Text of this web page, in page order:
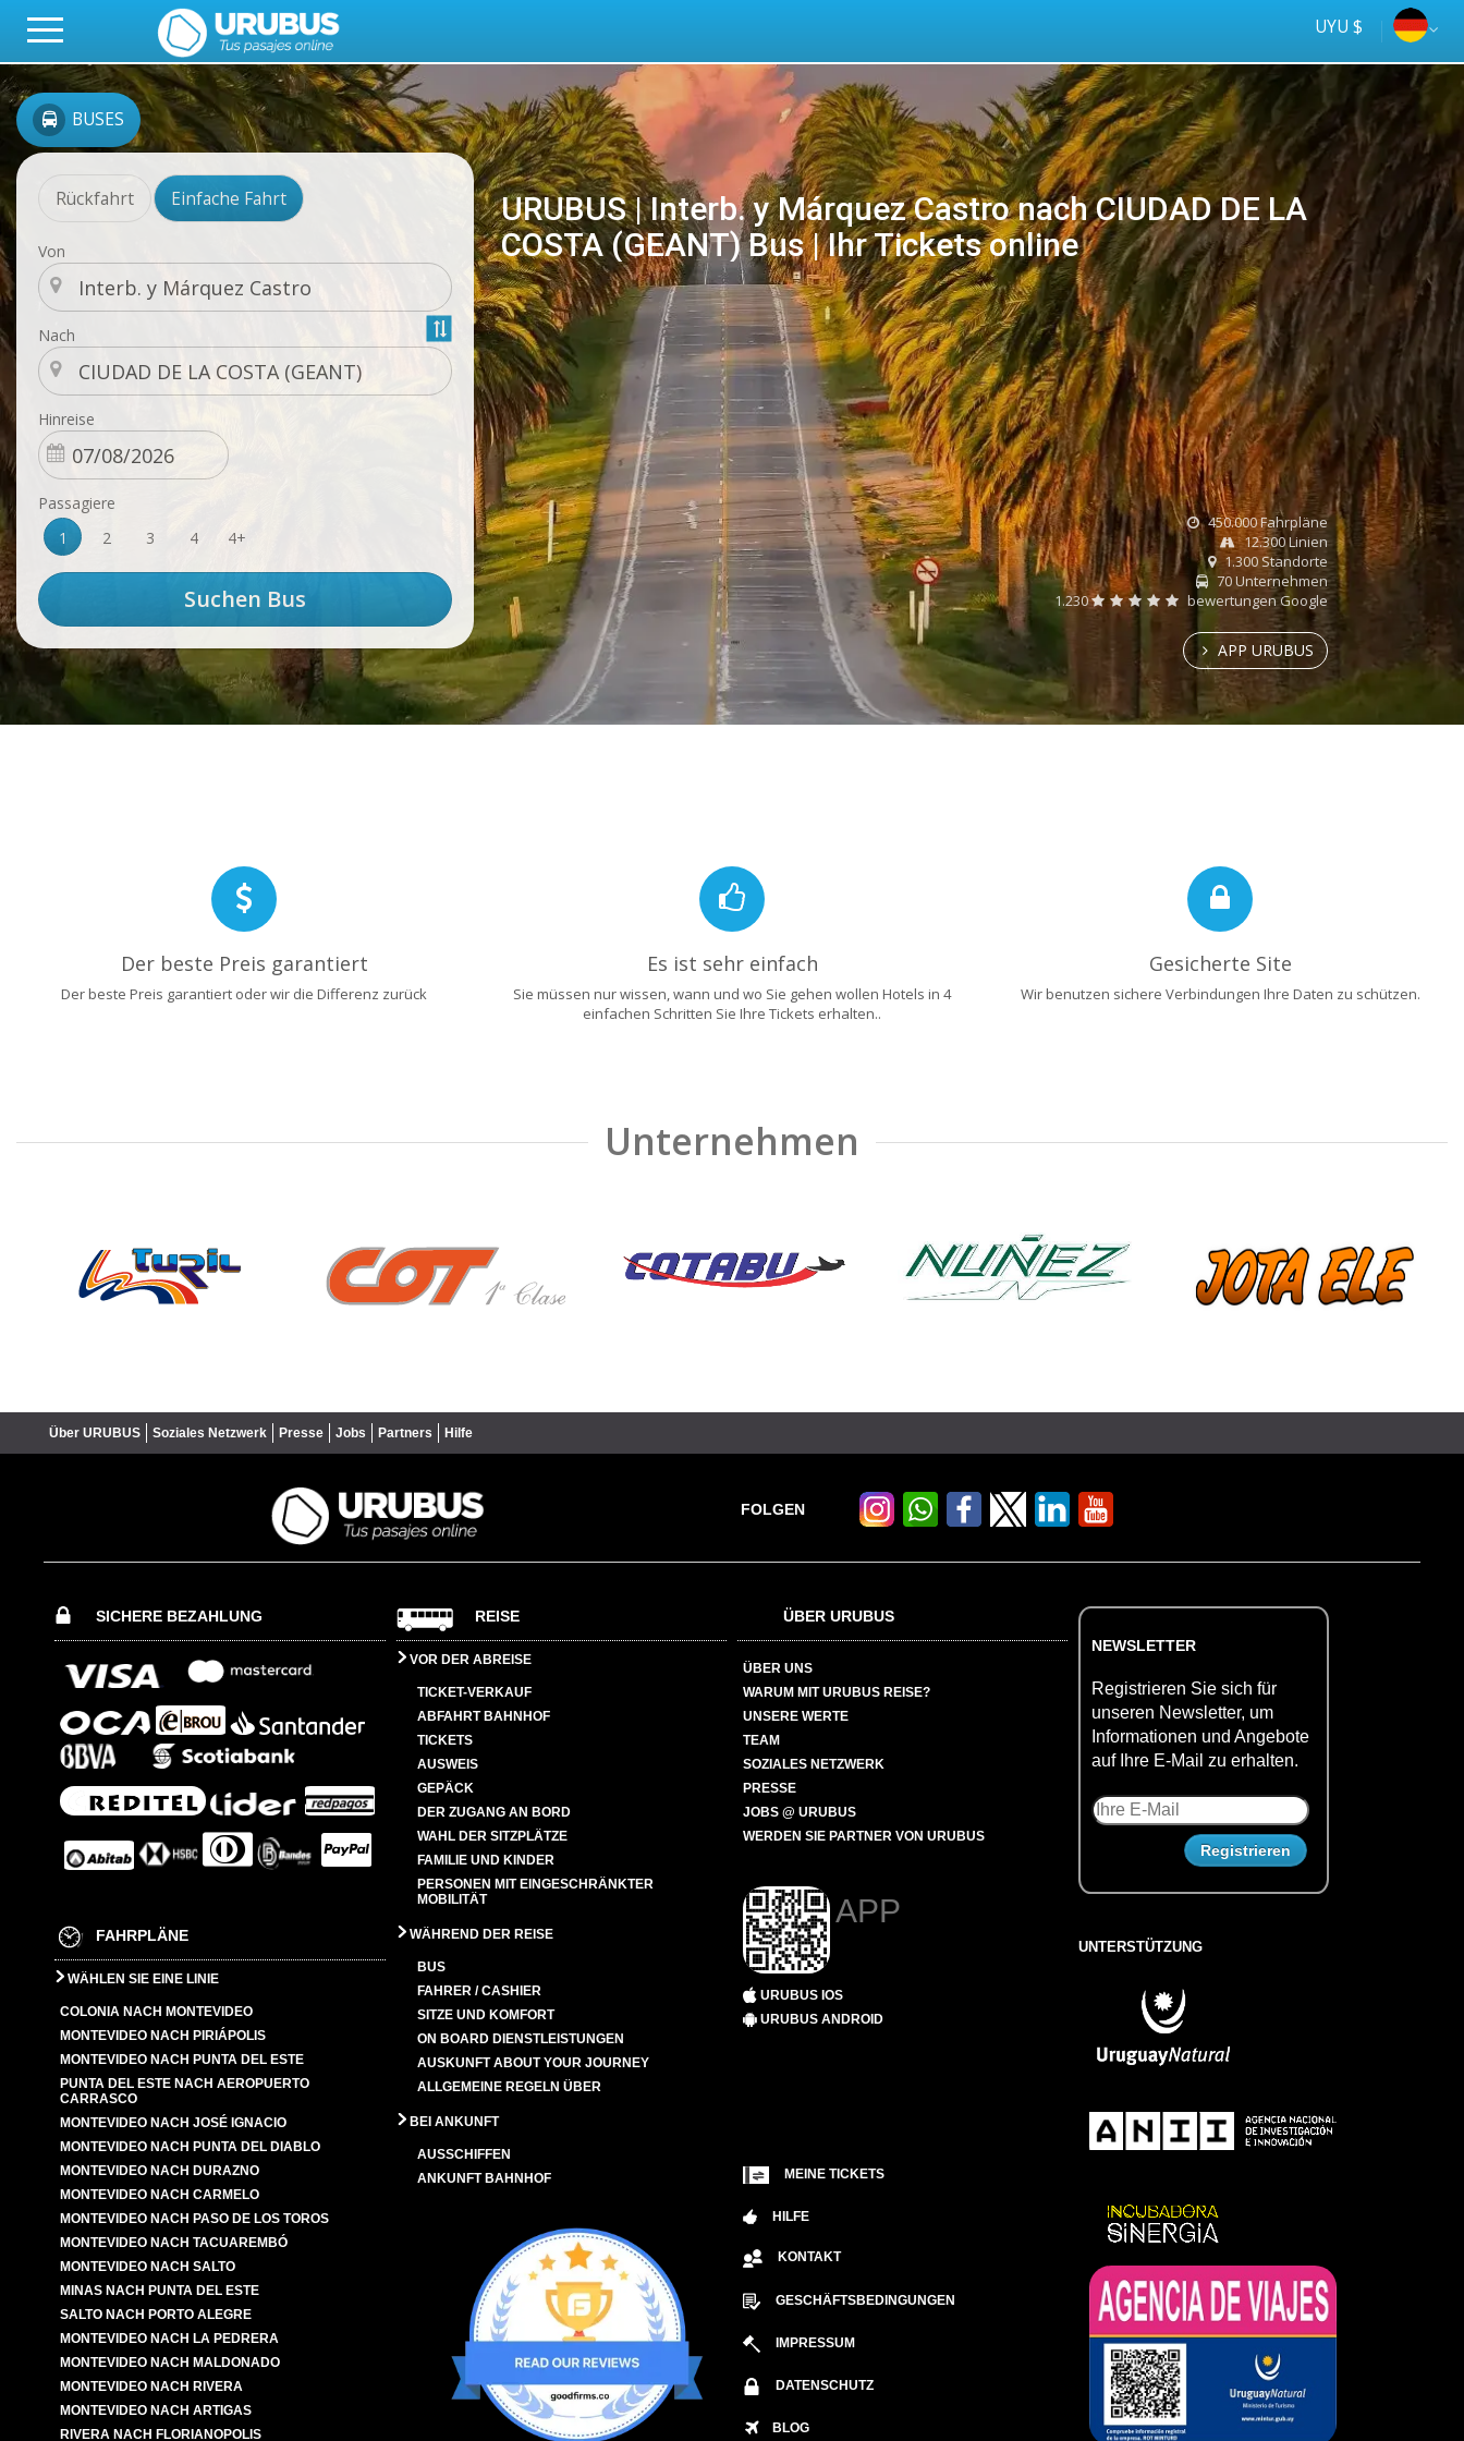
UYU $
BUSES
Rückfahrt Einfache Fahrt
Von
Nach
Hinreise
Passagiere
1
2 3 4 4+
URUBUS | Interb. y Márquez Castro nach CIUDAD DE LA
COSTA (GEANT) Bus | Ihr Tickets online
online
Tus
ómnibus
450.000 Fahrpläne
12.300 Linien
1.300 Standorte
70 Unternehmen
1.230
bewertungen Google
APP URUBUS
Der beste Preis garantiert
Der beste Preis garantiert oder wir die Differenz zurück
Es ist sehr einfach
Sie müssen nur wissen, wann und wo Sie gehen wollen Hotels in 4
einfachen Schritten Sie Ihre Tickets erhalten..
Gesicherte Site
Wir benutzen sichere Verbindungen Ihre Daten zu schützen.
Unternehmen
Über URUBUS Soziales Netzwerk Presse Jobs Partners Hilfe
FOLGEN
SICHERE BEZAHLUNG
FAHRPLÄNE
WÄHLEN SIE EINE LINIE
COLONIA NACH MONTEVIDEO
MONTEVIDEO NACH PIRIÁPOLIS
MONTEVIDEO NACH PUNTA DEL ESTE
PUNTA DEL ESTE NACH AEROPUERTO
CARRASCO
MONTEVIDEO NACH JOSÉ IGNACIO
MONTEVIDEO NACH PUNTA DEL DIABLO
MONTEVIDEO NACH DURAZNO
MONTEVIDEO NACH CARMELO
MONTEVIDEO NACH PASO DE LOS TOROS
MONTEVIDEO NACH TACUAREMBÓ
MONTEVIDEO NACH SALTO
MINAS NACH PUNTA DEL ESTE
SALTO NACH PORTO ALEGRE
MONTEVIDEO NACH LA PEDRERA
MONTEVIDEO NACH MALDONADO
MONTEVIDEO NACH RIVERA
MONTEVIDEO NACH ARTIGAS
RIVERA NACH FLORIANOPOLIS
REISE
VOR DER ABREISE
TICKET-VERKAUF
ABFAHRT BAHNHOF
TICKETS
AUSWEIS
GEPÄCK
DER ZUGANG AN BORD
WAHL DER SITZPLÄTZE
FAMILIE UND KINDER
PERSONEN MIT EINGESCHRÄNKTER
MOBILITÄT
WÄHREND DER REISE
BUS
FAHRER / CASHIER
SITZE UND KOMFORT
ON BOARD DIENSTLEISTUNGEN
AUSKUNFT ABOUT YOUR JOURNEY
ALLGEMEINE REGELN ÜBER
BEI ANKUNFT
AUSSCHIFFEN
ANKUNFT BAHNHOF
ÜBER URUBUS
ÜBER UNS
WARUM MIT URUBUS REISE?
UNSERE WERTE
TEAM
SOZIALES NETZWERK
PRESSE
JOBS @ URUBUS
WERDEN SIE PARTNER VON URUBUS
APP
URUBUS IOS
URUBUS ANDROID
MEINE TICKETS
HILFE
KONTAKT
GESCHÄFTSBEDINGUNGEN
IMPRESSUM
DATENSCHUTZ
BLOG
NEWSLETTER
Registrieren Sie sich für
unseren Newsletter, um
Informationen und Angebote
auf Ihre E-Mail zu erhalten.
UNTERSTÜTZUNG